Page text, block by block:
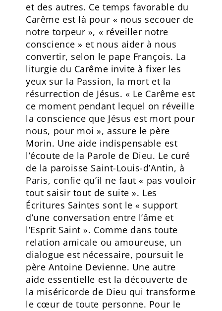
et des autres. Ce temps favorable du
Carême est là pour « nous secouer de
notre torpeur », « réveiller notre
conscience » et nous aider à nous
convertir, selon le pape François. La
liturgie du Carême invite à fixer les
yeux sur la Passion, la mort et la
résurrection de Jésus. « Le Carême est
ce moment pendant lequel on réveille
la conscience que Jésus est mort pour
nous, pour moi », assure le père
Morin. Une aide indispensable est
l’écoute de la Parole de Dieu. Le curé
de la paroisse Saint-Louis-d’Antin, à
Paris, confie qu’il ne faut « pas vouloir
tout saisir tout de suite ». Les
Écritures Saintes sont le « support
d’une conversation entre l’âme et
l’Esprit Saint ». Comme dans toute
relation amicale ou amoureuse, un
dialogue est nécessaire, poursuit le
père Antoine Devienne. Une autre
aide essentielle est la découverte de
la miséricorde de Dieu qui transforme
le cœur de toute personne. Pour le